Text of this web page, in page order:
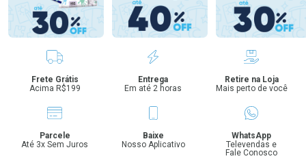
Benefícios
Frete Grátis
Acima R$199
Entrega
Em até 2 horas
Retire na Loja
Mais perto de você
Parcele
Até 3x Sem Juros
Baixe
Nosso Aplicativo
WhatsApp
Televendas e
Fale Conosco